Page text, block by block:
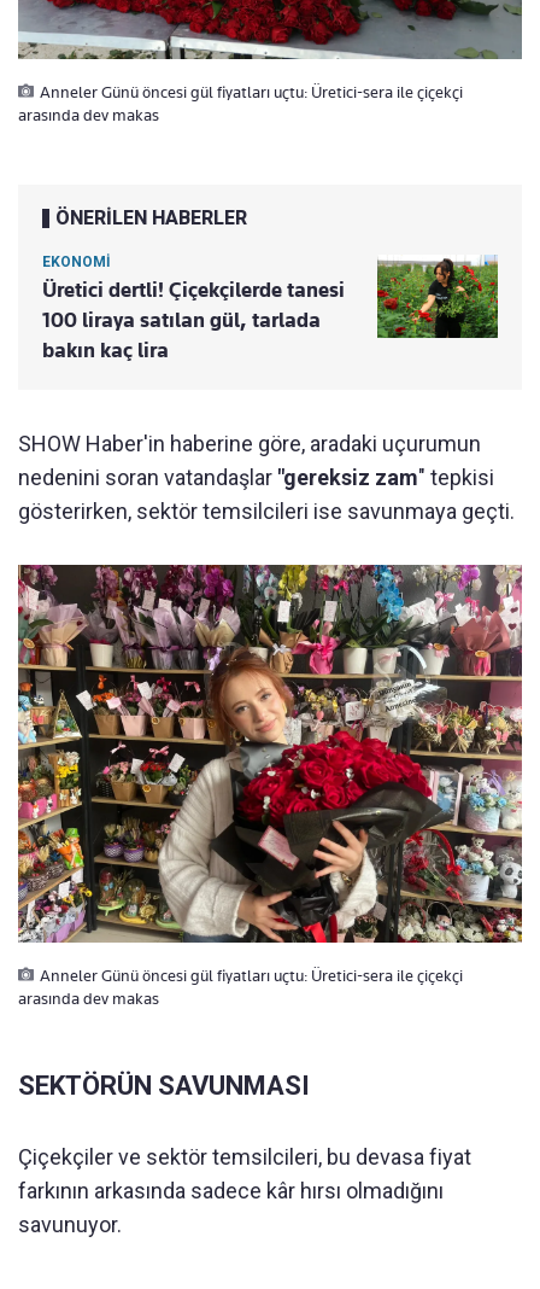
Anneler Günü öncesi gül fiyatları uçtu: Üretici-sera ile çiçekçi
arasında dev makas
ÖNERİLEN HABERLER
EKONOMİ
Üretici dertli! Çiçekçilerde tanesi
100 liraya satılan gül, tarlada
bakın kaç lira
SHOW Haber'in haberine göre, aradaki uçurumun
nedenini soran vatandaşlar "gereksiz zam" tepkisi
gösterirken, sektör temsilcileri ise savunmaya geçti.
Anneler Günü öncesi gül fiyatları uçtu: Üretici-sera ile çiçekçi
arasında dev makas
SEKTÖRÜN SAVUNMASI
Çiçekçiler ve sektör temsilcileri, bu devasa fiyat
farkının arkasında sadece kâr hırsı olmadığını
savunuyor.